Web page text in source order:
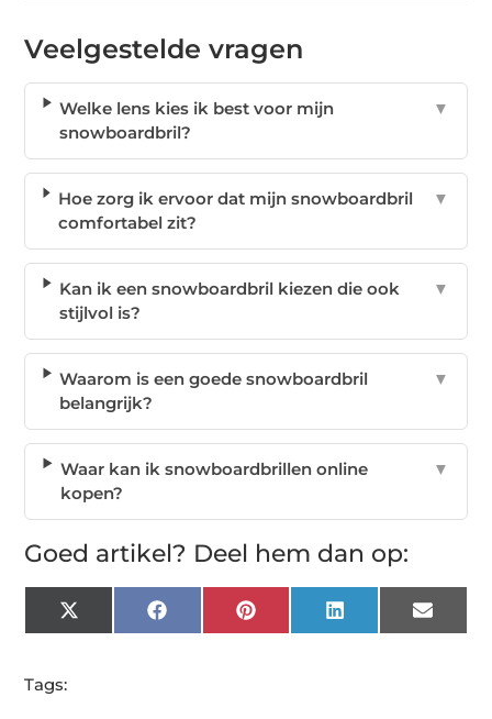
Veelgestelde vragen
Welke lens kies ik best voor mijn
snowboardbril?
▼
Hoe zorg ik ervoor dat mijn snowboardbril
comfortabel zit?
▼
Kan ik een snowboardbril kiezen die ook
stijlvol is?
▼
Waarom is een goede snowboardbril
belangrijk?
▼
Waar kan ik snowboardbrillen online
kopen?
▼
Goed artikel? Deel hem dan op:
X
(Twitter)
FacebookPinterest LinkedIn Email
Tags: